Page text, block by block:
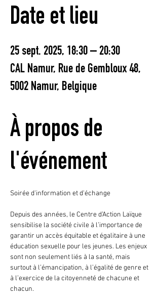
Date et lieu
25 sept. 2025, 18:30 – 20:30
CAL Namur, Rue de Gembloux 48,
5002 Namur, Belgique
À propos de
l'événement
Soirée d'information et d'échange
Depuis des années, le Centre d’Action Laïque
sensibilise la société civile à l’importance de
garantir un accès équitable et égalitaire à une
éducation sexuelle pour les jeunes. Les enjeux
sont non seulement liés à la santé, mais
surtout à l’émancipation, à l’égalité de genre et
à l’exercice de la citoyenneté de chacune et
chacun.